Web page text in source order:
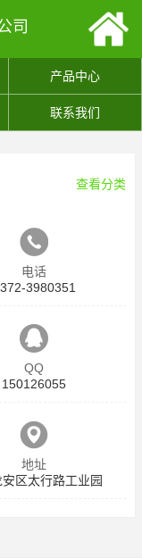
司
产品中心
联系我们
查看分类
电话
3980351
QQ
150126055
地址
区太行路工业园